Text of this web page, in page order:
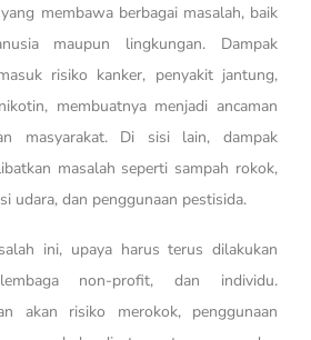
membawa berbagai masalah, baik
maupun lingkungan. Dampak
risiko kanker, penyakit jantung,
membuatnya menjadi ancaman
masyarakat. Di sisi lain, dampak
masalah seperti sampah rokok,
udara, dan penggunaan pestisida.
ini, upaya harus terus dilakukan
non-profit, dan individu.
akan risiko merokok, penggunaan